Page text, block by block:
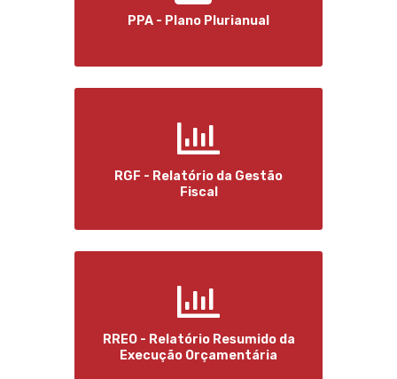
PPA - Plano Plurianual
RGF - Relatório da Gestão
Fiscal
RREO - Relatório Resumido da
Execução Orçamentária